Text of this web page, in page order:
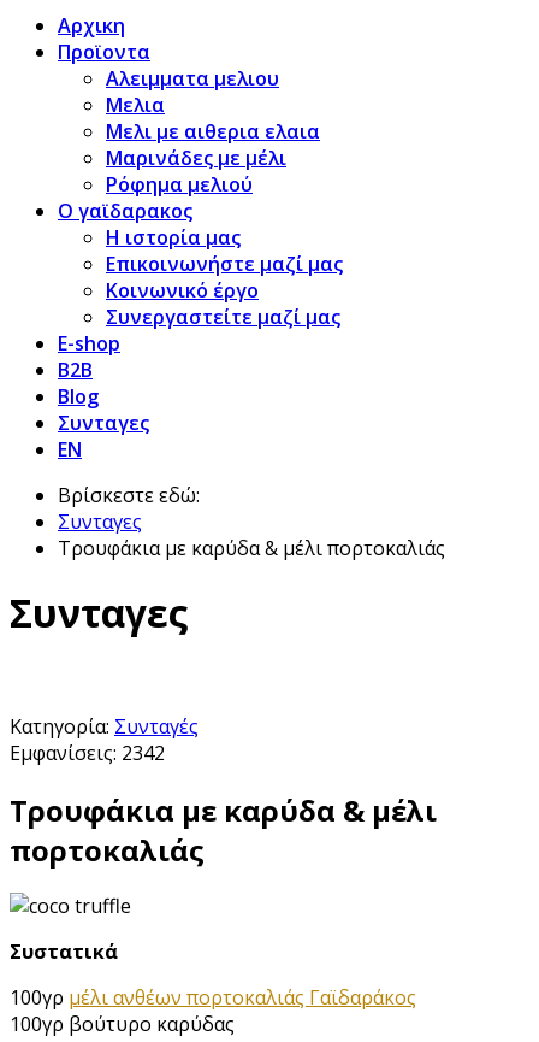
Αρχικη
Προϊoντα
Αλειμματα μελιου
Μελια
Μελι με αιθερια ελαια
Μαρινάδες με μέλι
Ρόφημα μελιού
Ο γαϊδαρακος
Η ιστορία μας
Επικοινωνήστε μαζί μας
Κοινωνικό έργο
Συνεργαστείτε μαζί μας
E-shop
B2B
Blog
Συνταγες
EN
Βρίσκεστε εδώ:
Συνταγες
Τρουφάκια με καρύδα & μέλι πορτοκαλιάς
Συνταγες
Κατηγορία: Συνταγές
Εμφανίσεις: 2342
Τρουφάκια με καρύδα & μέλι
πορτοκαλιάς
Συστατικά
100γρ μέλι ανθέων πορτοκαλιάς Γαϊδαράκος
100γρ βούτυρο καρύδας